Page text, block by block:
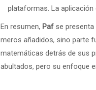
plataformas. La
En resumen, Paf se
meros añadidos, sino parte
matemáticas detrás de sus
abultados, pero su enfoque